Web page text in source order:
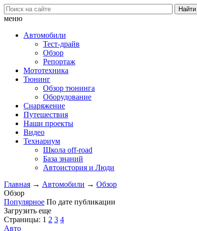
меню
Автомобили
Тест-драйв
Обзор
Репортаж
Мототехника
Тюнинг
Обзор тюнинга
Оборудование
Снаряжение
Путешествия
Наши проекты
Видео
Технариум
Школа off-road
База знаний
Автоистория и Люди
Главная → Автомобили → Обзор
Обзор
Популярное По дате публикации
Загрузить еще
Страницы: 1 2 3 4
Авто